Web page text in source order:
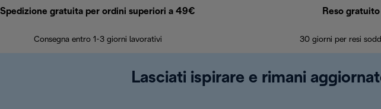
Spedizione gratuita per ordini superiori a 49€
Consegna entro 1-3 giorni lavorativi
Reso gratuito
30 giorni per resi
Lasciati ispirare e rimani